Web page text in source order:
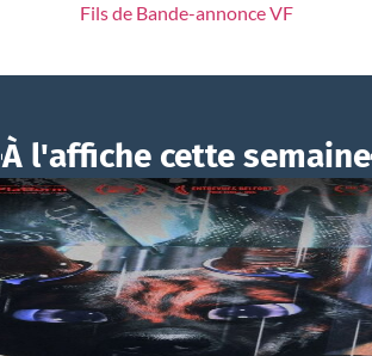
Fils de Bande-annonce VF
À l'affiche cette semaine
BOUCHRA